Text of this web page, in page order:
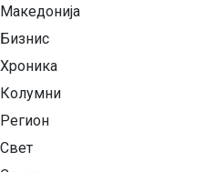
Македонија
Бизнис
Хроника
Колумни
Регион
Свет